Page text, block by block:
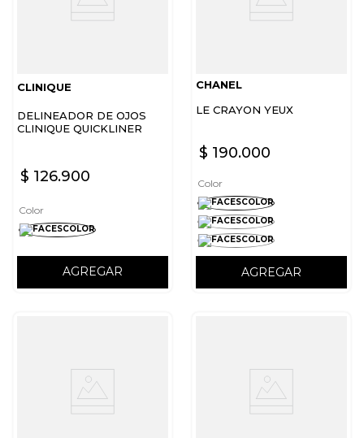
CLINIQUE
DELINEADOR DE OJOS
CLINIQUE QUICKLINER
$ 126.900
Color
AGREGAR
CHANEL
LE CRAYON YEUX
$ 190.000
Color
AGREGAR